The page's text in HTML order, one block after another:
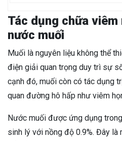
Tác dụng chữa
nước muối
Muối là nguyên liệu không thể
điện giải quan trọng duy trì sự
cạnh đó, muối còn có tác dụng
quan đường hô hấp như viêm
Nước muối được ứng dụng
sinh lý với nồng độ 0.9%. Đây